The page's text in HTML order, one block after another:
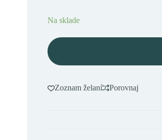
Na sklade
Zoznam želaní Porovnaj